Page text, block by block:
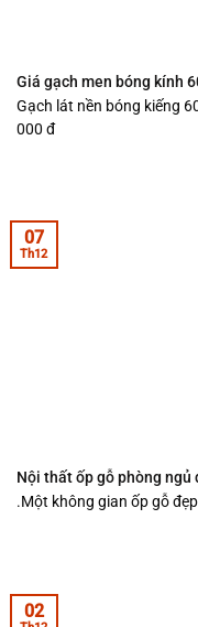
Giá gạch men bóng kính
Gạch lát nền bóng kiếng
000 đ
Nội thất ốp gỗ phòng ngủ
.Một không gian ốp gỗ
07
Th12
02